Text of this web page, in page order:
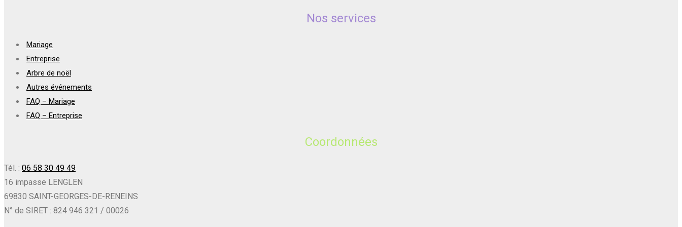
Nos services
Mariage
Entreprise
Arbre de noël
Autres événements
FAQ – Mariage
FAQ – Entreprise
Coordonnées
Tél. : 06 58 30 49 49
16 impasse LENGLEN
69830 SAINT-GEORGES-DE-RENEINS
N° de SIRET : 824 946 321 / 00026